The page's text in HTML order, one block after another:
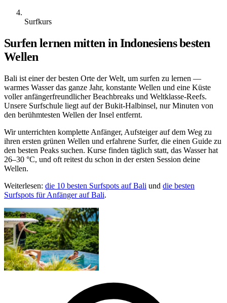
Surfkurs
Surfen lernen mitten in Indonesiens besten
Wellen
Bali ist einer der besten Orte der Welt, um surfen zu lernen —
warmes Wasser das ganze Jahr, konstante Wellen und eine Küste
voller anfängerfreundlicher Beachbreaks und Weltklasse-Reefs.
Unsere Surfschule liegt auf der Bukit-Halbinsel, nur Minuten von
den berühmtesten Wellen der Insel entfernt.
Wir unterrichten komplette Anfänger, Aufsteiger auf dem Weg zu
ihren ersten grünen Wellen und erfahrene Surfer, die einen Guide zu
den besten Peaks suchen. Kurse finden täglich statt, das Wasser hat
26–30 °C, und oft reitest du schon in der ersten Session deine
Wellen.
Weiterlesen: die 10 besten Surfspots auf Bali und die besten
Surfspots für Anfänger auf Bali.